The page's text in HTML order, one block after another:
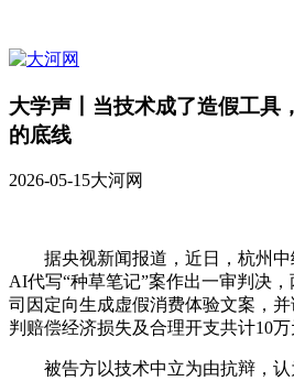
大学声丨当技术成了造假工具
的底线
2026-05-15大河网
据央视新闻报道，近日，杭州
AI代写“种草笔记”案作出一审判决
司因定向生成虚假消费体验文案，
判赔偿经济损失及合理开支共计10万
被告方以技术中立为由抗辩，